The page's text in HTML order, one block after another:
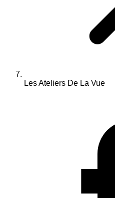
Les Ateliers De La Vue